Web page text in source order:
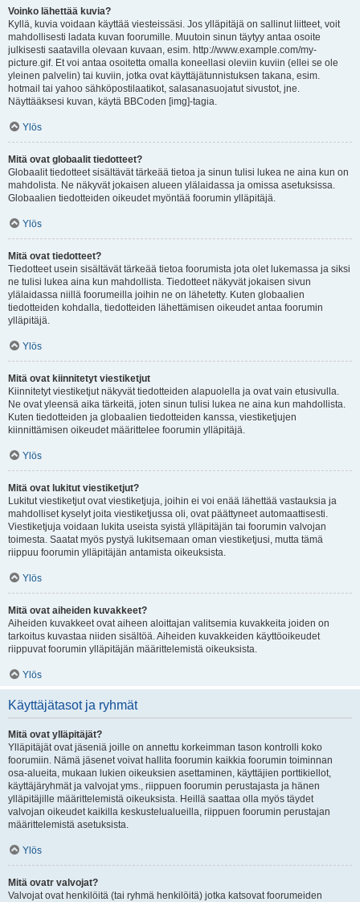
Voinko lähettää kuvia?
Kyllä, kuvia voidaan käyttää viesteissäsi. Jos ylläpitäjä on sallinut liitteet, voit
mahdollisesti ladata kuvan foorumille. Muutoin sinun täytyy antaa osoite
julkisesti saatavilla olevaan kuvaan, esim. http://www.example.com/my-
picture.gif. Et voi antaa osoitetta omalla koneellasi oleviin kuviin (ellei se ole
yleinen palvelin) tai kuviin, jotka ovat käyttäjätunnistuksen takana, esim.
hotmail tai yahoo sähköpostilaatikot, salasanasuojatut sivustot, jne.
Näyttääksesi kuvan, käytä BBCoden [img]-tagia.
Ylös
Mitä ovat globaalit tiedotteet?
Globaalit tiedotteet sisältävät tärkeää tietoa ja sinun tulisi lukea ne aina kun on
mahdolista. Ne näkyvät jokaisen alueen ylälaidassa ja omissa asetuksissa.
Globaalien tiedotteiden oikeudet myöntää foorumin ylläpitäjä.
Ylös
Mitä ovat tiedotteet?
Tiedotteet usein sisältävät tärkeää tietoa foorumista jota olet lukemassa ja siksi
ne tulisi lukea aina kun mahdollista. Tiedotteet näkyvät jokaisen sivun
ylälaidassa niillä foorumeilla joihin ne on lähetetty. Kuten globaalien
tiedotteiden kohdalla, tiedotteiden lähettämisen oikeudet antaa foorumin
ylläpitäjä.
Ylös
Mitä ovat kiinnitetyt viestiketjut
Kiinnitetyt viestiketjut näkyvät tiedotteiden alapuolella ja ovat vain etusivulla.
Ne ovat yleensä aika tärkeitä, joten sinun tulisi lukea ne aina kun mahdollista.
Kuten tiedotteiden ja globaalien tiedotteiden kanssa, viestiketjujen
kiinnittämisen oikeudet määrittelee foorumin ylläpitäjä.
Ylös
Mitä ovat lukitut viestiketjut?
Lukitut viestiketjut ovat viestiketjuja, joihin ei voi enää lähettää vastauksia ja
mahdolliset kyselyt joita viestiketjussa oli, ovat päättyneet automaattisesti.
Viestiketjuja voidaan lukita useista syistä ylläpitäjän tai foorumin valvojan
toimesta. Saatat myös pystyä lukitsemaan oman viestiketjusi, mutta tämä
riippuu foorumin ylläpitäjän antamista oikeuksista.
Ylös
Mitä ovat aiheiden kuvakkeet?
Aiheiden kuvakkeet ovat aiheen aloittajan valitsemia kuvakkeita joiden on
tarkoitus kuvastaa niiden sisältöä. Aiheiden kuvakkeiden käyttöoikeudet
riippuvat foorumin ylläpitäjän määrittelemistä oikeuksista.
Ylös
Käyttäjätasot ja ryhmät
Mitä ovat ylläpitäjät?
Ylläpitäjät ovat jäseniä joille on annettu korkeimman tason kontrolli koko
foorumiin. Nämä jäsenet voivat hallita foorumin kaikkia foorumin toiminnan
osa-alueita, mukaan lukien oikeuksien asettaminen, käyttäjien porttikiellot,
käyttäjäryhmät ja valvojat yms., riippuen foorumin perustajasta ja hänen
ylläpitäjille määrittelemistä oikeuksista. Heillä saattaa olla myös täydet
valvojan oikeudet kaikilla keskustelualueilla, riippuen foorumin perustajan
määrittelemistä asetuksista.
Ylös
Mitä ovatr valvojat?
Valvojat ovat henkilöitä (tai ryhmä henkilöitä) jotka katsovat foorumeiden